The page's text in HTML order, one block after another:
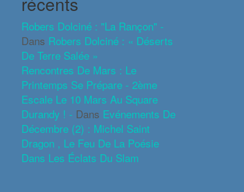
Robers Dolciné : "La Rançon" -
Dans Robers Dolciné : « Déserts
De Terre Salée »
Rencontres De Mars : Le
Printemps Se Prépare - 2ème
Escale Le 10 Mars Au Square
Durandy ! - Dans Evénements De
Décembre (2) : Michel Saint
Dragon , Le Feu De La Poésie
Dans Les Éclats Du Slam